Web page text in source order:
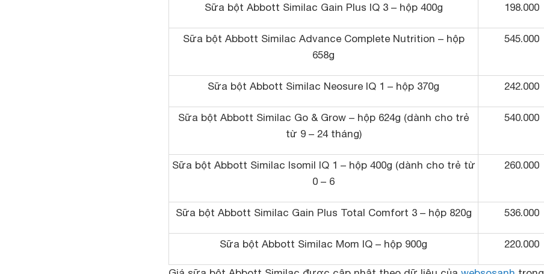
Sữa bột Abbott Similac Gain Plus IQ 3 – hộp 400g 198.000
Sữa bột Abbott Similac Advance Complete Nutrition – hộp
658g
545.000
Sữa bột Abbott Similac Neosure IQ 1 – hộp 370g 242.000
Sữa bột Abbott Similac Go & Grow – hộp 624g (dành cho trẻ
từ 9 – 24 tháng)
540.000
Sữa bột Abbott Similac Isomil IQ 1 – hộp 400g (dành cho trẻ từ
0 – 6
260.000
Sữa bột Abbott Similac Gain Plus Total Comfort 3 – hộp 820g 536.000
Sữa bột Abbott Similac Mom IQ – hộp 900g 220.000